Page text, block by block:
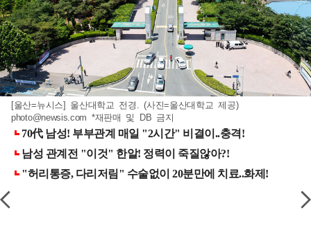
[울산=뉴시스] 울산대학교 전경. (사진=울산대학교 제공)
photo@newsis.com *재판매 및 DB 금지